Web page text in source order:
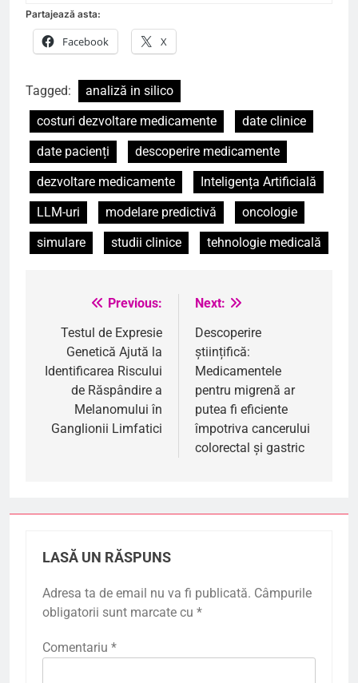
Partajează asta:
Facebook X
Tagged:
analiză in silico
costuri dezvoltare medicamente
date clinice
date pacienți
descoperire medicamente
dezvoltare medicamente
Inteligența Artificială
LLM-uri
modelare predictivă
oncologie
simulare
studii clinice tehnologie medicală
Navigare
articole
Previous:
Testul de Expresie
Genetică Ajută la
Identificarea Riscului
de Răspândire a
Melanomului în
Ganglionii Limfatici
Next:
Descoperire
științifică:
Medicamentele
pentru migrenă ar
putea fi eficiente
împotriva cancerului
colorectal și gastric
LASĂ UN RĂSPUNS
Adresa ta de email nu va fi publicată. Câmpurile
obligatorii sunt marcate cu *
Comentariu *